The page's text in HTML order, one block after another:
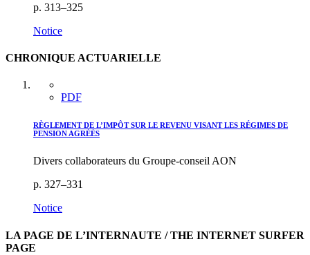
p. 313–325
Notice
CHRONIQUE ACTUARIELLE
PDF
RÈGLEMENT DE L’IMPÔT SUR LE REVENU VISANT LES RÉGIMES DE
PENSION AGRÉÉS
Divers collaborateurs du Groupe-conseil AON
p. 327–331
Notice
LA PAGE DE L’INTERNAUTE / THE INTERNET SURFER
PAGE